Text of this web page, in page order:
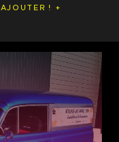
AJOUTER !